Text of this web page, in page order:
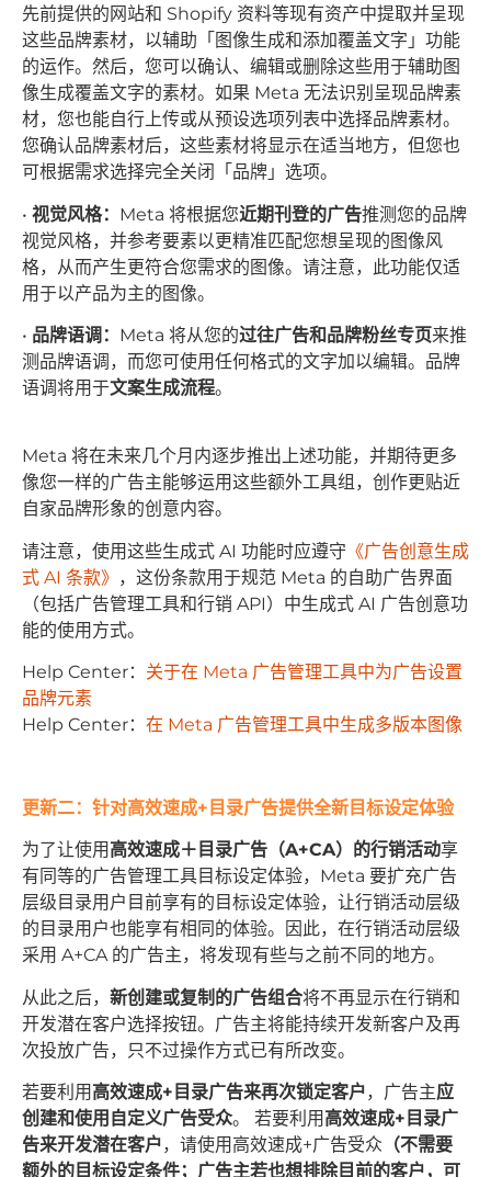
先前提供的网站和 Shopify 资料等现有资产中提取并呈现
这些品牌素材，以辅助「图像生成和添加覆盖文字」功能
的运作。然后，您可以确认、编辑或删除这些用于辅助图
像生成覆盖文字的素材。如果 Meta 无法识别呈现品牌素
材，您也能自行上传或从预设选项列表中选择品牌素材。
您确认品牌素材后，这些素材将显示在适当地方，但您也
可根据需求选择完全关闭「品牌」选项。
• 视觉风格： Meta 将根据您近期刊登的广告推测您的品牌
视觉风格，并参考要素以更精准匹配您想呈现的图像风
格，从而产生更符合您需求的图像。请注意，此功能仅适
用于以产品为主的图像。
• 品牌语调： Meta 将从您的过往广告和品牌粉丝专页来推
测品牌语调，而您可使用任何格式的文字加以编辑。品牌
语调将用于文案生成流程。
Meta 将在未来几个月内逐步推出上述功能，并期待更多
像您一样的广告主能够运用这些额外工具组，创作更贴近
自家品牌形象的创意内容。
请注意，使用这些生成式 AI 功能时应遵守 《广告创意生成
式 AI 条款》 ，这份条款用于规范 Meta 的自助广告界面
（包括广告管理工具和行销 API）中生成式 AI 广告创意功
能的使用方式。
Help Center： 关于在 Meta 广告管理工具中为广告设置
品牌元素
Help Center： 在 Meta 广告管理工具中生成多版本图像
更新二：针对高效速成+目录广告提供全新目标设定体验
为了让使用 高效速成＋ 目录广告 （A+CA）的行销活动享
有同等的广告管理工具目标设定体验，Meta 要扩充广告
层级目录用户目前享有的目标设定体验，让行销活动层级
的目录用户也能享有相同的体验。因此，在行销活动层级
采用 A+CA 的广告主，将发现有些与之前不同的地方。
从此之后， 新创建或复制的广告组合将不再显示在行销和
开发潜在客户选择按钮。广告主将能持续开发新客户及再
次投放广告，只不过操作方式已有所改变。
若要利用 高效速成+ 目录广告来再次锁定客户，广告主应
创建和使用自定义广告受众。 若要利用 高效速成+目录广
告来开发潜在客户，请使用高效速成+广告受众 （不需要
额外的目标设定条件；广告主若也想排除目前的客户，可